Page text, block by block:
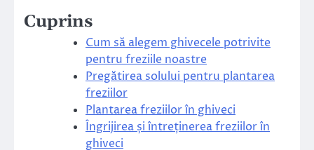
Cuprins
Cum să alegem ghivecele potrivite
pentru freziile noastre
Pregătirea solului pentru plantarea
freziilor
Plantarea freziilor în ghiveci
Îngrijirea și întreținerea freziilor în
ghiveci